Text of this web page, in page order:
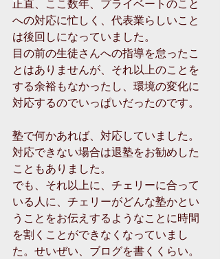
正直、ここ数年、プライベートのこと
への対応に忙しく、代表業らしいこと
は後回しになっていました。
目の前の生徒さんへの指導を怠ったこ
とはありませんが、それ以上のことを
する余裕もなかったし、環境の変化に
対応するのでいっぱいだったのです。
塾で何かあれば、対応していました。
対応できない場合は退塾をお勧めした
こともありました。
でも、それ以上に、チェリーに合って
いる人に、チェリーがどんな塾かとい
うことをお伝えするようなことに時間
を割くことができなくなっていまし
た。せいぜい、ブログを書くくらい。